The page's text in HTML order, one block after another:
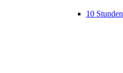
10 Stunden